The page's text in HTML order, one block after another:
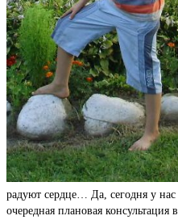
радуют сердце… Да, сегодня у нас
очередная плановая